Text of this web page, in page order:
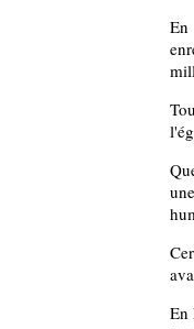
En
En